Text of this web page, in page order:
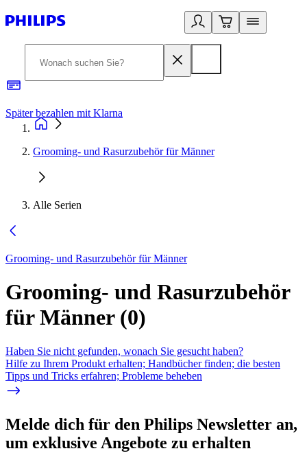
Später bezahlen mit Klarna
Grooming- und Rasurzubehör für Männer
Alle Serien
Grooming- und Rasurzubehör für Männer
Grooming- und Rasurzubehör
für Männer(0)
Haben Sie nicht gefunden, wonach Sie gesucht haben?
Hilfe zu Ihrem Produkt erhalten; Handbücher finden; die besten
Tipps und Tricks erfahren; Probleme beheben
Melde dich für den Philips Newsletter an,
um exklusive Angebote zu erhalten